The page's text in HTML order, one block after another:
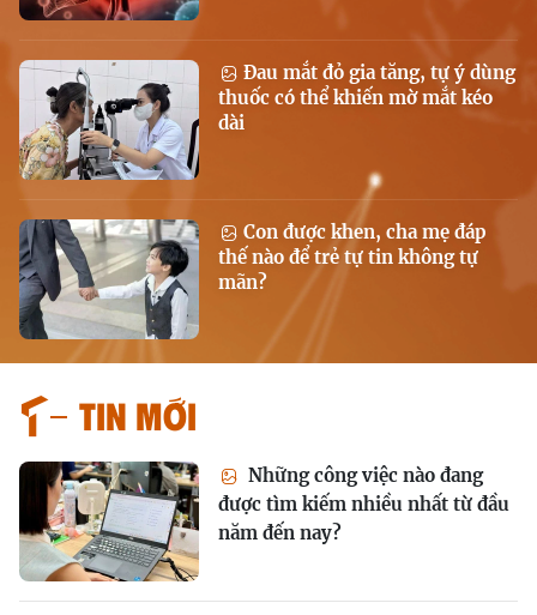
Đau mắt đỏ gia tăng, tự ý dùng
thuốc có thể khiến mờ mắt kéo
dài
Con được khen, cha mẹ đáp
thế nào để trẻ tự tin không tự
mãn?
Tin mới
Những công việc nào đang
được tìm kiếm nhiều nhất từ đầu
năm đến nay?